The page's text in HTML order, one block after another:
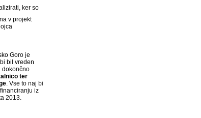
ker so
v projekt
Goro je
bil vreden
dokončno
ter
. Vse to naj bi
iz
2013.